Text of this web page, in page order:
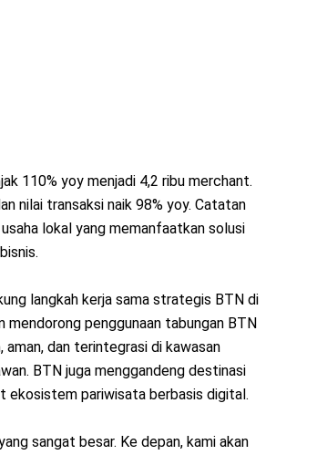
110% yoy menjadi 4,2 ribu merchant.
nilai transaksi naik 98% yoy. Catatan
lokal yang memanfaatkan solusi
langkah kerja sama strategis BTN di
penggunaan tabungan BTN
dan terintegrasi di kawasan
BTN juga menggandeng destinasi
ekosistem pariwisata berbasis digital.
sangat besar. Ke depan, kami akan